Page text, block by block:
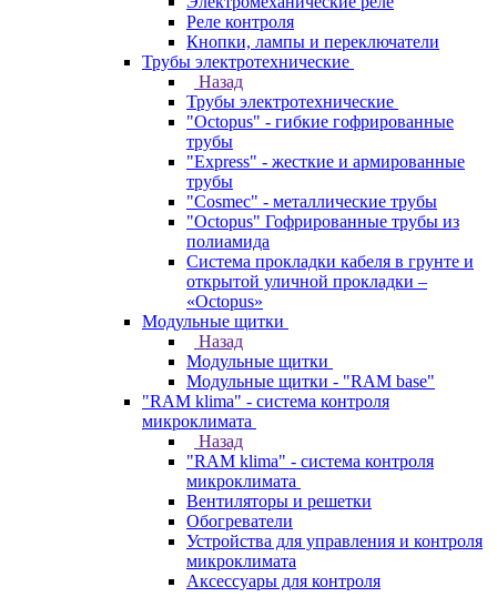
Реле контроля
Кнопки, лампы и переключатели
Трубы электротехнические
Назад
Трубы электротехнические
"Octopus" - гибкие гофрированные
трубы
"Express" - жесткие и армированные
трубы
"Cosmec" - металлические трубы
"Octopus" Гофрированные трубы из
полиамида
Система прокладки кабеля в грунте и
открытой уличной прокладки –
«Octopus»
Модульные щитки
Назад
Модульные щитки
Модульные щитки - "RAM base"
"RAM klima" - система контроля
микроклимата
Назад
"RAM klima" - система контроля
микроклимата
Вентиляторы и решетки
Обогреватели
Устройства для управления и контроля
микроклимата
Аксессуары для контроля